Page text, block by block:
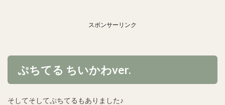
スポンサーリンク
ぷちてる ちいかわver.
そしてそしてぷちてるもありました♪